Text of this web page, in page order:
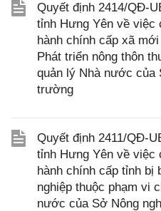
Quyết định 2414/QĐ-
tỉnh Hưng Yên về việc
hành chính cấp xã
Phát triển nông thôn
quản lý Nhà nước của
trường
Quyết định 2411/QĐ-
tỉnh Hưng Yên về việc
hành chính cấp tỉnh bị
nghiệp thuộc phạm vi
nước của Sở Nông